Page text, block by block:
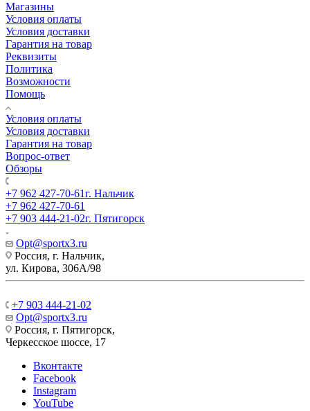
Магазины
Условия оплаты
Условия доставки
Гарантия на товар
Реквизиты
Политика
Возможности
Помощь
Условия оплаты
Условия доставки
Гарантия на товар
Вопрос-ответ
Обзоры
+7 962 427-70-61г. Нальчик
+7 962 427-70-61
+7 903 444-21-02г. Пятигорск
Opt@sportx3.ru
Россия, г. Нальчик,
ул. Кирова, 306А/98
+7 903 444-21-02
Opt@sportx3.ru
Россия, г. Пятигорск,
Черкесское шоссе, 17
Вконтакте
Facebook
Instagram
YouTube